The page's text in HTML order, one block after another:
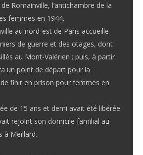
Romainville, l’antichambre de la
femmes en 1944.
au nord-est de Paris accueille
de guerre et des otages, dont
au Mont-Valérien ; puis, à partir
un point de départ pour la
finir en prison pour femmes en
de 15 ans et demi avait été libérée
rejoint son domicile familial au
à Meillard.